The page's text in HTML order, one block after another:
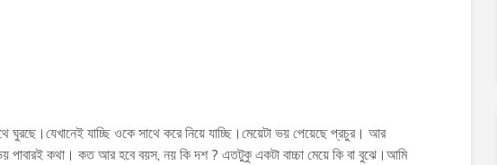
ঘুরছে।যেখানেই যাচ্ছি ওকে সাথে করে নিয়ে যাচ্ছি।মেয়েটা ভয় পেয়েছে প্রচুর। আর
কথা। কত আর হবে বয়স, নয় কি দশ ? এতটুকু একটা বাচ্চা মেয়ে কি বা বুঝে।আমি